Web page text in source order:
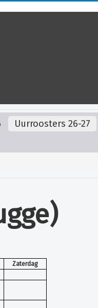
Uurroosters 26-27
Zaterdag